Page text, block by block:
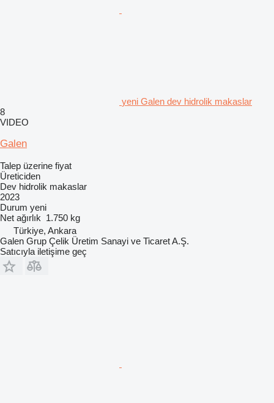
yeni Galen dev hidrolik makaslar
8
VIDEO
Galen
Talep üzerine fiyat
Üreticiden
Dev hidrolik makaslar
2023
Durum yeni
Net ağırlık 1.750 kg
Türkiye, Ankara
Galen Grup Çelik Üretim Sanayi ve Ticaret A.Ş.
Satıcıyla iletişime geç